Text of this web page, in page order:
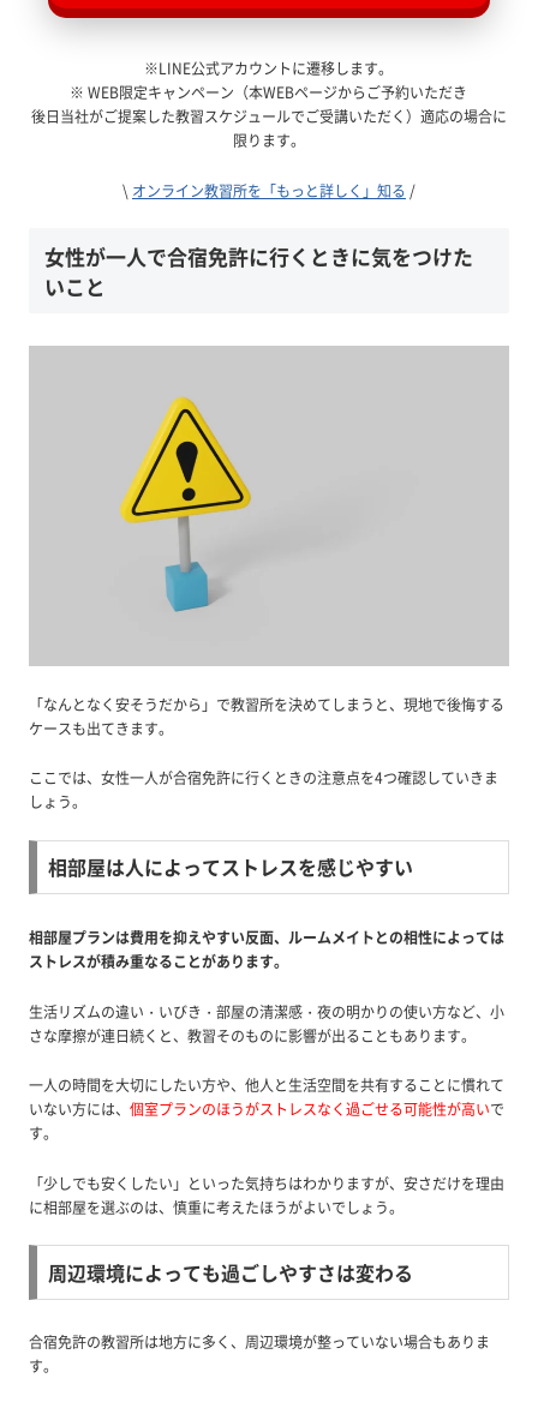
※LINE公式アカウントに遷移します。
※ WEB限定キャンペーン（本WEBページからご予約いただき
後日当社がご提案した教習スケジュールでご受講いただく）適応の場合に
限ります。
\ オンライン教習所を「もっと詳しく」知る /
女性が一人で合宿免許に行くときに気をつけた
いこと
「なんとなく安そうだから」で教習所を決めてしまうと、現地で後悔する
ケースも出てきます。
ここでは、女性一人が合宿免許に行くときの注意点を4つ確認していきま
しょう。
相部屋は人によってストレスを感じやすい
相部屋プランは費用を抑えやすい反面、ルームメイトとの相性によっては
ストレスが積み重なることがあります。
生活リズムの違い・いびき・部屋の清潔感・夜の明かりの使い方など、小
さな摩擦が連日続くと、教習そのものに影響が出ることもあります。
一人の時間を大切にしたい方や、他人と生活空間を共有することに慣れて
いない方には、 個室プランのほうがストレスなく過ごせる可能性が高いで
す。
「少しでも安くしたい」といった気持ちはわかりますが、安さだけを理由
に相部屋を選ぶのは、慎重に考えたほうがよいでしょう。
周辺環境によっても過ごしやすさは変わる
合宿免許の教習所は地方に多く、周辺環境が整っていない場合もありま
す。